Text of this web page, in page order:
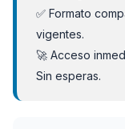
✅ Formato
vigentes.
🚀 Acceso
Sin esperas.